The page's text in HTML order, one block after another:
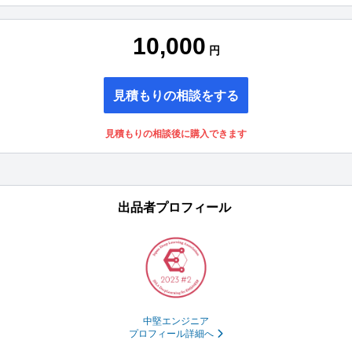
10,000 円
見積もりの相談をする
見積もりの相談後に購入できます
出品者プロフィール
中堅エンジニア
プロフィール詳細へ